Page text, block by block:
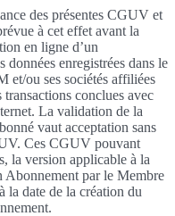
des présentes CGUV et
à cet effet avant la
en ligne d’un
enregistrées dans le
et/ou ses sociétés affiliées
conclues avec
La validation de la
vaut acceptation sans
Ces CGUV pouvant
la version applicable à la
Abonnement par le Membre
la date de la création du